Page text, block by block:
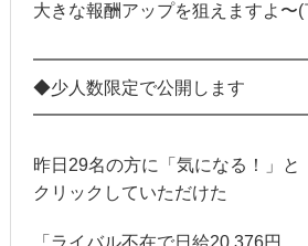
大きな報酬アップを狙えますよ〜(
◆少人数限定で公開します
昨日29名の方に「気になる！」と
クリックしていただけた